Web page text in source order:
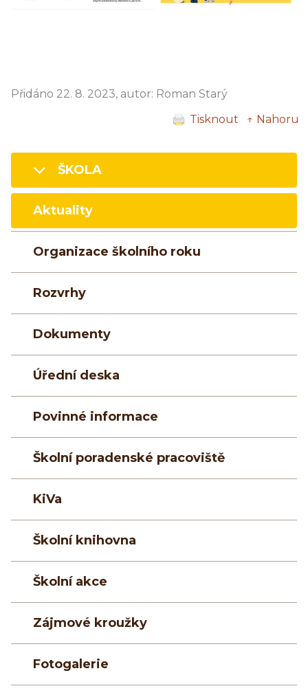
Přidáno 22. 8. 2023, autor: Roman Starý
Tisknout
↑ Nahoru
ŠKOLA
Aktuality
Organizace školního roku
Rozvrhy
Dokumenty
Úřední deska
Povinné informace
Školní poradenské pracoviště
KiVa
Školní knihovna
Školní akce
Zájmové kroužky
Fotogalerie